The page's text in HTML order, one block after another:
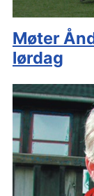
Møter
lørdag